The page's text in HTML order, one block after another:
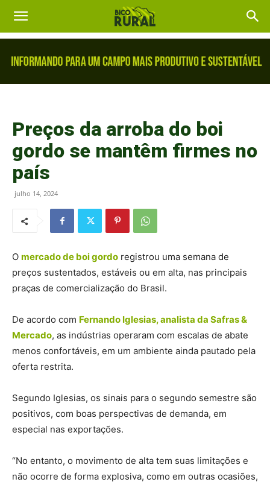
Preços da arroba do boi
gordo se mantêm firmes no
país
julho 14, 2024
O mercado de boi gordo registrou uma semana de
preços sustentados, estáveis ou em alta, nas principais
praças de comercialização do Brasil.
De acordo com Fernando Iglesias, analista da Safras &
Mercado, as indústrias operaram com escalas de abate
menos confortáveis, em um ambiente ainda pautado pela
oferta restrita.
Segundo Iglesias, os sinais para o segundo semestre são
positivos, com boas perspectivas de demanda, em
especial nas exportações.
“No entanto, o movimento de alta tem suas limitações e
não ocorre de forma explosiva, como em outras ocasiões,